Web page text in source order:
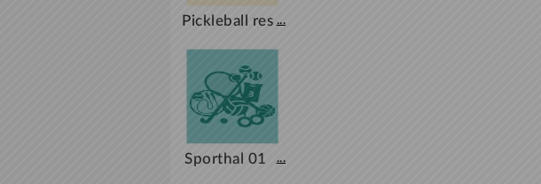
Pickleball res ...
Sporthal 01
...